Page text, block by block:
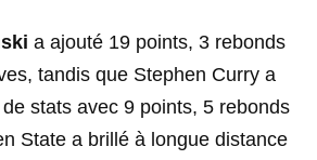
a ajouté 19 points, 3 rebonds
tandis que Stephen Curry a
stats avec 9 points, 5 rebonds
State a brillé à longue distance